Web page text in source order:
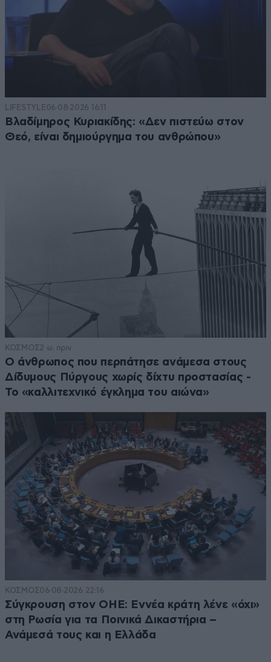
LIFESTYLE06·08·2026 16:11
Βλαδίμηρος Κυριακίδης: «Δεν πιστεύω στον
Θεό, είναι δημιούργημα του ανθρώπου»
ΚΟΣΜΟΣ2 ω. πριν
Ο άνθρωπος που περπάτησε ανάμεσα στους
Δίδυμους Πύργους χωρίς δίχτυ προστασίας -
Το «καλλιτεχνικό έγκλημα του αιώνα»
ΚΟΣΜΟΣ06·08·2026 22:16
Σύγκρουση στον ΟΗΕ: Εννέα κράτη λένε «όχι»
στη Ρωσία για τα Ποινικά Δικαστήρια –
Ανάμεσά τους και η Ελλάδα